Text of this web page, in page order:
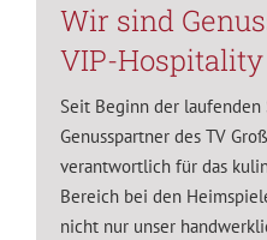
Wir sind
VIP-Hospitality
Seit Beginn der
Genusspartner des TV
verantwortlich für das
Bereich bei den
nicht nur unser